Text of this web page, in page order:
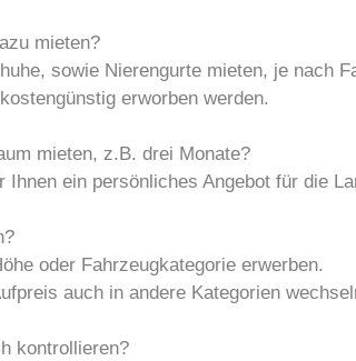
mieten?
sowie Nierengurte mieten, je nach
erworben werden.
mieten, z.B. drei Monate?
ein persönliches Angebot für die
oder Fahrzeugkategorie erwerben.
auch in andere Kategorien
kontrollieren?